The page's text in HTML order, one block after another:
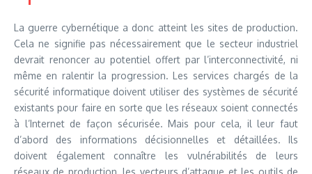
La guerre cybernétique a donc atteint les sites de production.
Cela ne signifie pas nécessairement que le secteur industriel
devrait renoncer au potentiel offert par l’interconnectivité, ni
même en ralentir la progression. Les services chargés de la
sécurité informatique doivent utiliser des systèmes de sécurité
existants pour faire en sorte que les réseaux soient connectés
à l’Internet de façon sécurisée. Mais pour cela, il leur faut
d’abord des informations décisionnelles et détaillées. Ils
doivent également connaître les vulnérabilités de leurs
réseaux de production, les vecteurs d’attaque et les outils de